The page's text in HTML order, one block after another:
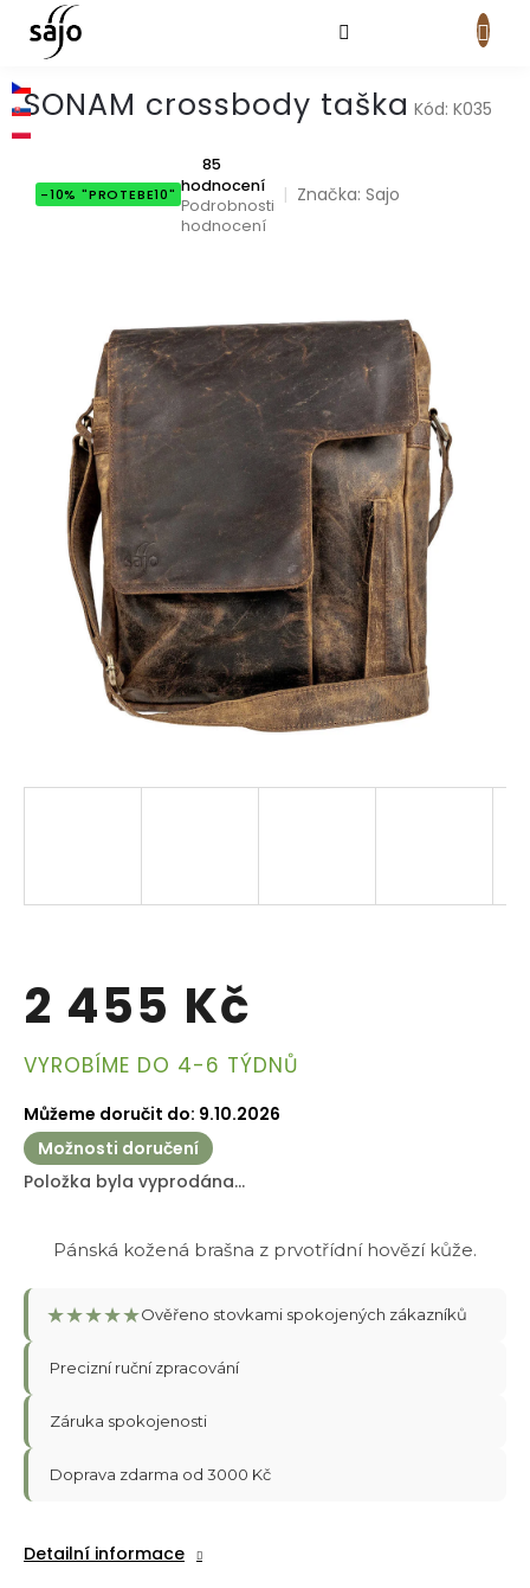
obsah
SONAM crossbody taška Kód: K035
-10% "PROTEBE10"
Průměrné
hodnocení
produktu
je
85
hodnocení
Podrobnosti
hodnocení
Značka:Sajo
2 455 Kč
Měrná
cena:
VYROBÍME DO 4-6 TÝDNŮ
Můžeme doručit do: 9.10.2026
Možnosti doručení
Položka byla vyprodána…
Pánská kožená brašna z prvotřídní hovězí kůže.
★★★★★Ověřeno stovkami spokojených zákazníků
Precizní ruční zpracování
Záruka spokojenosti
Doprava zdarma od 3000 Kč
Detailní informace